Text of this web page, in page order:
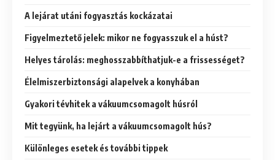
A lejárat utáni fogyasztás kockázatai
Figyelmeztető jelek: mikor ne fogyasszuk el a húst?
Helyes tárolás: meghosszabbíthatjuk-e a frissességet?
Élelmiszerbiztonsági alapelvek a konyhában
Gyakori tévhitek a vákuumcsomagolt húsról
Mit tegyünk, ha lejárt a vákuumcsomagolt hús?
Különleges esetek és további tippek